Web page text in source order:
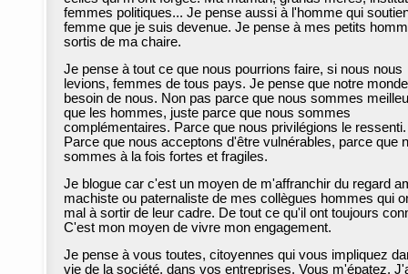
femmes politiques... Je pense aussi à l'homme qui
femme que je suis devenue. Je pense à mes petits
sortis de ma chaire.
Je pense à tout ce que nous pourrions faire, si nous nous
levions, femmes de tous pays. Je pense que notre
besoin de nous. Non pas parce que nous sommes
que les hommes, juste parce que nous sommes
complémentaires. Parce que nous privilégions le ressenti.
Parce que nous acceptons d'être vulnérables, parce que
sommes à la fois fortes et fragiles.
Je blogue car c'est un moyen de m'affranchir du regard
machiste ou paternaliste de mes collègues hommes qui
mal à sortir de leur cadre. De tout ce qu'il ont toujours
C'est mon moyen de vivre mon engagement.
Je pense à vous toutes, citoyennes qui vous impliquez
vie de la société, dans vos entreprises. Vous m'épatez.